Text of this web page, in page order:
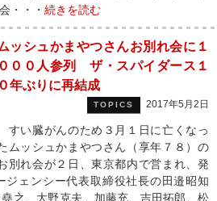
・・・ 続きを読む
ッシュかまやつさんお別れ会に１
０００人参列 ザ・スパイダース１
０年ぶりに再結成
TOPICS 2017年5月2日
すい臓がんのため３月１日に亡くなっ
ムッシュかまやつさん（享年７８）の
別れ会が２日、東京都内で営まれ、発
ジェンシー代表取締役社長の田邉昭知
之、大野克夫、加藤充、吉田拓郎、松